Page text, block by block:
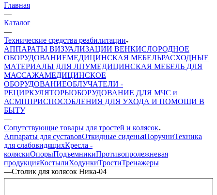
Главная
—
Каталог
—
Технические средства реабилитации
АППАРАТЫ ВИЗУАЛИЗАЦИИ ВЕНКИСЛОРОДНОЕ
ОБОРУДОВАНИЕМЕДИЦИНСКАЯ МЕБЕЛЬРАСХОДНЫЕ
МАТЕРИАЛЫ ДЛЯ ЛПУМЕДИЦИНСКАЯ МЕБЕЛЬ ДЛЯ
МАССАЖАМЕДИЦИНСКОЕ
ОБОРУДОВАНИЕОБЛУЧАТЕЛИ -
РЕЦИРКУЛЯТОРЫОБОРУДОВАНИЕ ДЛЯ МЧС и
АСМППРИСПОСОБЛЕНИЯ ДЛЯ УХОДА И ПОМОЩИ В
БЫТУ
—
Сопутствующие товары для тростей и колясок
Аппараты для суставовОткидные сиденьяПоручниТехника
для слабовидящихКресла -
коляскиОпорыПодъемникиПротивопролежневая
продукцияКостылиХодункиТростиТренажеры
—Столик для колясок Ника-04